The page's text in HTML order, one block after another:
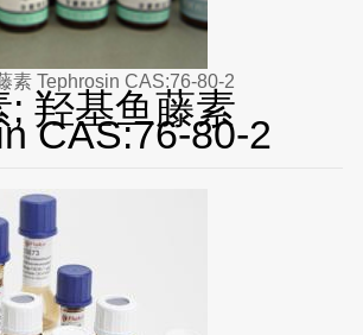
素 Tephrosin CAS:76-80-2
; 羟基鱼藤素
CAS:76-80-2